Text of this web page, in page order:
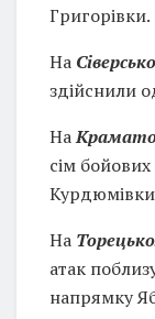
Григорівки.
На
здійснили
На
сім бойових
На
атак
напрямку